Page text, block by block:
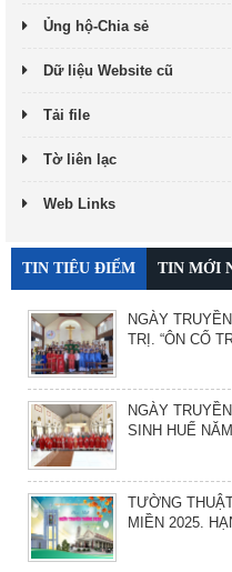
Ủng hộ-Chia sẻ
Dữ liệu Website cũ
Tải file
Tờ liên lạc
Web Links
TIN TIÊU ĐIỂM TIN MỚI
NGÀY
TRỊ. “ÔN CỐ
NGÀY
SINH HUẾ
TƯỜNG
MIỀN 2025.